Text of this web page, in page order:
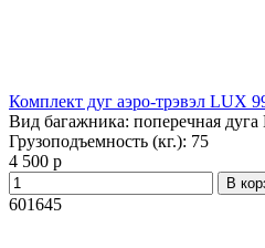
Комплект дуг аэро-трэвэл LUX
Вид багажника: поперечная дуга
Грузоподъемность (кг.): 75
4 500 р
В
601645